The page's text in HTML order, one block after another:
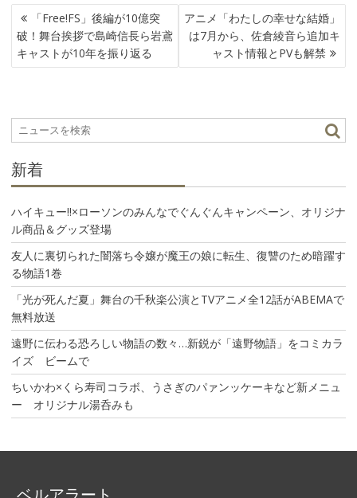
投
稿
ナ
ビ
シ
ョ
「Free!FS」後編が10億突
破！舞台挨拶で島崎信長ら岩鳶
キャストが10年を振り返る
アニメ「わたしの幸せな結婚」
は7月から、佐倉綾音ら追加キ
ャスト情報とPVも解禁
新着
ハイキュー!!×ローソンのみんなでぐんぐんキャンペーン、オリジナ
ル商品＆グッズ登場
友人に裏切られた闇落ち令嬢が魔王の娘に転生、復讐のため暗躍す
る物語1巻
「光が死んだ夏」舞台の千秋楽公演とTVアニメ全12話がABEMAで
無料放送
遠野に伝わる恐ろしい物語の数々…新鋭が「遠野物語」をコミカラ
イズ ビームで
ちいかわ×くら寿司コラボ、うさぎのパァンッケーキなど新メニュ
ー オリジナル湯呑みも
ベルアラート